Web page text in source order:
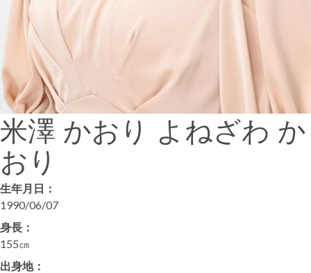
米澤 かおり よねざわ か
おり
生年月日：
1990/06/07
身長：
155㎝
出身地：